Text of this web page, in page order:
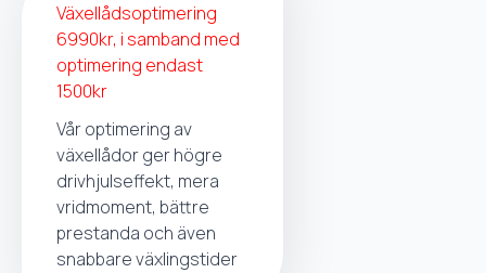
Växellådsoptimering
6990kr, i samband med
optimering endast
1500kr
Vår optimering av
växellådor ger högre
drivhjulseffekt, mera
vridmoment, bättre
prestanda och även
snabbare växlingstider